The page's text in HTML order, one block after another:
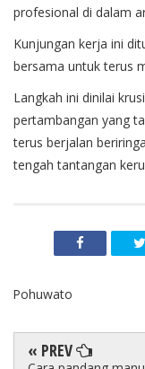
profesional di dalam
Kunjungan kerja ini
bersama untuk terus
Langkah ini dinilai
pertambangan yang
terus berjalan
tengah tantangan
Pohuwato
« PREV